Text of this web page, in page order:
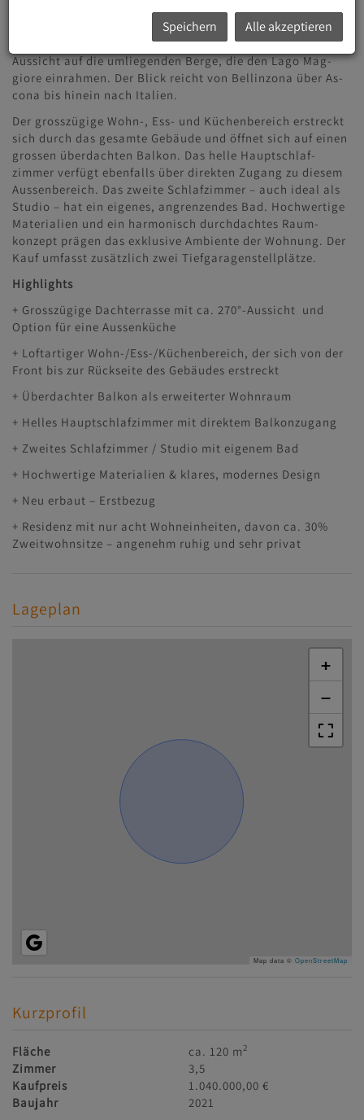
Die lichtdurchflutete 3.5-Zimmer-Dachwohnung (Erst­
wohnsitz) überzeugt mit einem minimalistischen Design,
einem loftartigen Grundriss und einer wunderschönen
Aussicht auf die umliegenden Berge, die den Lago Mag­
giore einrahmen. Der Blick reicht von Bellinzona über As­
cona bis hinein nach Italien.
Der grosszügige Wohn-, Ess- und Küchenbereich erstreckt
sich durch das gesamte Gebäude und öffnet sich auf ei­nen
grossen überdachten Balkon. Das helle Hauptschlaf­
zimmer verfügt ebenfalls über direkten Zugang zu diesem
Aussenbereich. Das zweite Schlafzimmer – auch ideal als
Studio – hat ein eigenes, angrenzendes Bad. Hochwerti­ge
Materialien und ein harmonisch durchdachtes Raum­
konzept prägen das exklusive Ambiente der Wohnung. Der
Kauf umfasst zusätzlich zwei Tiefgaragenstellplätze.
Highlights
+ Grosszügige Dachterrasse mit ca. 270°-Aussicht und
Option für eine Aussenküche
+ Loftartiger Wohn-/Ess-/Küchenbereich, der sich von der
Front bis zur Rückseite des Gebäudes erstreckt
+ Überdachter Balkon als erweiterter Wohnraum
+ Helles Hauptschlafzimmer mit direktem Balkonzugang
+ Zweites Schlafzimmer / Studio mit eigenem Bad
+ Hochwertige Materialien & klares, modernes Design
+ Neu erbaut – Erstbezug
+ Residenz mit nur acht Wohneinheiten, davon ca. 30%
Zweitwohnsitze – angenehm ruhig und sehr privat
Lageplan
+
−
Map data © OpenStreetMap
Kurzprofil
Fläche ca. 120 m2
Zimmer
3,5
Kaufpreis
1.040.000,00 €
Baujahr
2021
Speichern Alle akzeptieren